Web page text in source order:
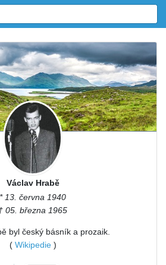
Václav Hrabě
* 13. června 1940
05. března 1965
byl český básník a prozaik.
( Wikipedie)